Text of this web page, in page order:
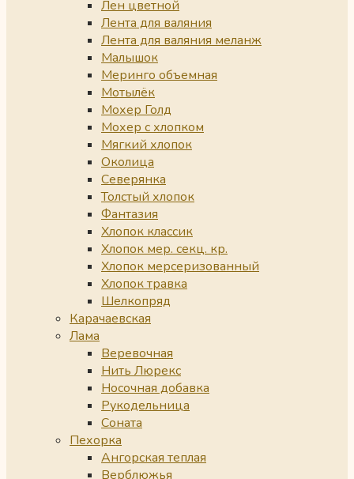
Лен цветной
Лента для валяния
Лента для валяния меланж
Малышок
Меринго объемная
Мотылёк
Мохер Голд
Мохер с хлопком
Мягкий хлопок
Околица
Северянка
Толстый хлопок
Фантазия
Хлопок классик
Хлопок мер. секц. кр.
Хлопок мерсеризованный
Хлопок травка
Шелкопряд
Карачаевская
Лама
Веревочная
Нить Люрекс
Носочная добавка
Рукодельница
Соната
Пехорка
Ангорская теплая
Верблюжья